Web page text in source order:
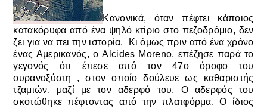
Κανονικά, όταν πέφτει κάποιος
κατακόρυφα από ένα ψηλό κτίριο στο πεζοδρόμιο, δεν
ζει για να πει την ιστορία.
Κι όμως πριν από ένα χρόνο
ένας Αμερικανός, οAlcides Moreno, επέζησε παρά το
γεγονός ότι έπεσε από τον47ο όροφο του
ουρανοξύστη , στον οποίο δούλευε ως καθαριστής
τζαμιών, μαζί με τον αδερφό του. Ο αδερφός του
σκοτώθηκε πέφτοντας από την πλατφόρμα. Ο ίδιος